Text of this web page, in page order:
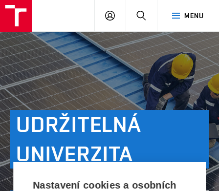
MENU
PŘIHLÁSIT
UDRŽITELNÁ
UNIVERZITA
Nastavení cookies a osobních